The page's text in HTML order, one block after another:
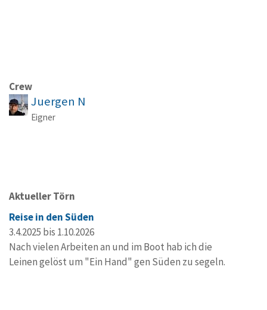
Crew
Juergen N
Eigner
Aktueller Törn
Reise in den Süden
3.4.2025 bis 1.10.2026
Nach vielen Arbeiten an und im Boot hab ich die
Leinen gelöst um "Ein Hand" gen Süden zu segeln.